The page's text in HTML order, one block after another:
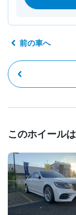
前の車へ
このホイール